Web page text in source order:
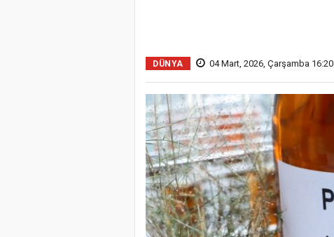
DÜNYA 04 Mart, 2026, Çarşamba 16:20